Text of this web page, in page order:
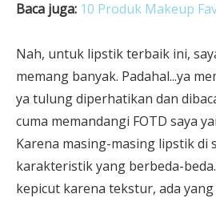
Baca juga: 10 Produk Makeup
Nah, untuk lipstik terbaik ini,
memang banyak. Padahal...ya
ya tulung diperhatikan dan
cuma memandangi FOTD saya
Karena masing-masing lipstik di
karakteristik yang berbeda-
kepicut karena tekstur, ada